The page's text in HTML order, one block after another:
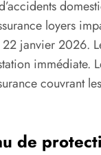
loyers
janvier 2026.
couvrant
de